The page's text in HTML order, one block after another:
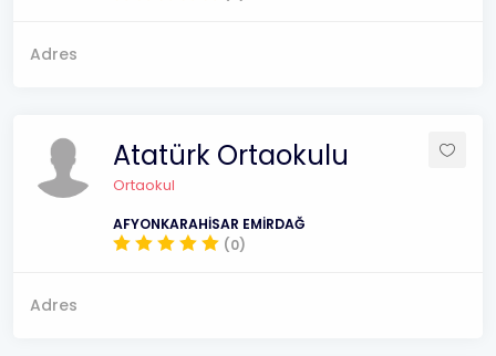
Adres
Atatürk Ortaokulu
Ortaokul
AFYONKARAHİSAR EMİRDAĞ
(0)
Adres